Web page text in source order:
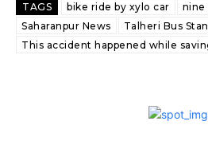
TAGS bike ride by xylo car
nine
Saharanpur News
Talheri Bus
This accident happened while